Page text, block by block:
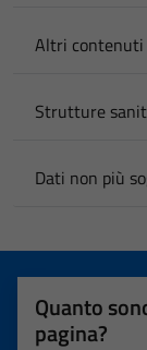
Altri contenuti
Strutture
Dati non più
Quanto
pagina?